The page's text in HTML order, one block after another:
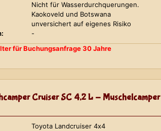
Nicht für Wasserdurchquerungen.
Kaokoveld und Botswana
unversichert auf eigenes Risiko
-
für Buchungsanfrage 30 Jahre
Cruiser SC 4,2 L - Muschelcamper
Toyota Landcruiser 4x4